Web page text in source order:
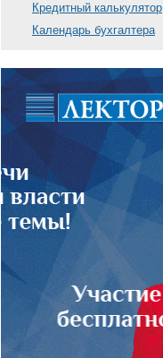
Кредитный калькулятор
Календарь бухгалтера